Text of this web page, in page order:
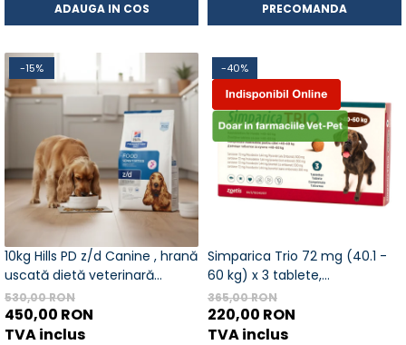
ADAUGA IN COS PRECOMANDA
-15%
10kg Hills PD z/d Canine , hrană
uscată dietă veterinară
hipoalergenică pentru câini
530,00 RON
450,00 RON
TVA inclus
-40%
Simparica Trio 72 mg (40.1 -
60 kg) x 3 tablete,
deparazitare externa si
interna pentru caini
365,00 RON
220,00 RON
TVA inclus